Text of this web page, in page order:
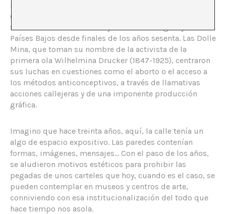
izquierda radical. El mismo icono aparece en un póster
de aquella época realizado por los grupos feministas
socialistas Dolle Mina, muy activos en Bélgica y los
Países Bajos desde finales de los años sesenta. Las Dolle
Mina, que toman su nombre de la activista de la
primera ola Wilhelmina Drucker (1847-1925), centraron
sus luchas en cuestiones como el aborto o el acceso a
los métodos anticonceptivos, a través de llamativas
acciones callejeras y de una imponente producción
gráfica.
Imagino que hace treinta años, aquí, la calle tenía un
algo de espacio expositivo. Las paredes contenían
formas, imágenes, mensajes… Con el paso de los años,
se aludieron motivos estéticos para prohibir las
pegadas de unos carteles que hoy, cuando es el caso, se
pueden contemplar en museos y centros de arte,
conniviendo con esa institucionalización del todo que
hace tiempo nos asola.